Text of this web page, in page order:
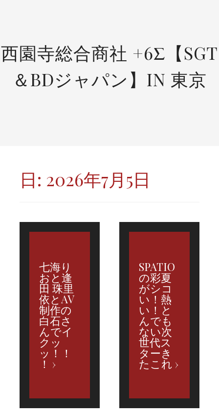
西園寺総合商社 +6Σ【SGT
＆BDジャパン】IN 東京
日: 2026年7月5日
七海り
おと逢
田 珠里
依とAV
制作の
白石さ
んでイ
クッ
ッ！！
！
SPATIO
の彩夏
がシコ
い！熱
い！と
んでも
ない次
世代ス
ターき
たこれ